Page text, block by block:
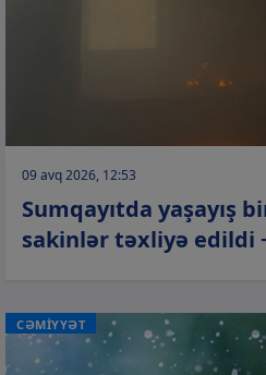
09 avq 2026, 12:53
Sumqayıtda yaşayış
sakinlər təxliyə edildi
CƏMİYYƏT